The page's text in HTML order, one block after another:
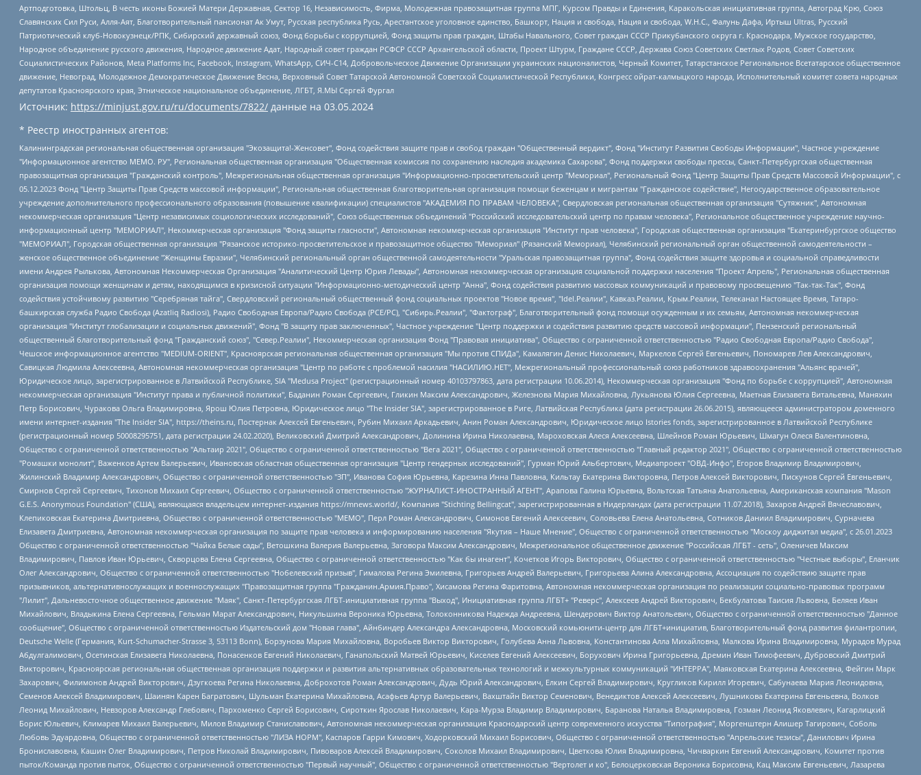
Артподготовка, Штольц, В честь иконы Божией Матери Державная, Сектор 16, Независимость, Фирма, Молодежная правозащитная группа МПГ, Курсом Правды и Единения, Каракольская инициативная группа, Автоград Крю, Союз
Славянских Сил Руси, Алля-Аят, Благотворительный пансионат Ак Умут, Русская республика Русь, Арестантское уголовное единство, Башкорт, Нация и свобода, Нация и свобода, W.H.С., Фалунь Дафа, Иртыш Ultras, Русский
Патриотический клуб-Новокузнецк/РПК, Сибирский державный союз, Фонд борьбы с коррупцией, Фонд защиты прав граждан, Штабы Навального, Совет граждан СССР Прикубанского округа г. Краснодара, Мужское государство,
Народное объединение русского движения, Народное движение Адат, Народный совет граждан РСФСР СССР Архангельской области, Проект Штурм, Граждане СССР, Держава Союз Советских Светлых Родов, Совет Советских
Социалистических Районов, Meta Platforms Inc, Facebook, Instagram, WhatsApp, СИЧ-С14, Добровольческое Движение Организации украинских националистов, Черный Комитет, Татарстанское Региональное Всетатарское общественное
движение, Невоград, Молодежное Демократическое Движение Весна, Верховный Совет Татарской Автономной Советской Социалистической Республики, Конгресс ойрат-калмыцкого народа, Исполнительный комитет совета народных
депутатов Красноярского края, Этническое национальное объединение, ЛГБТ, Я.МЫ Сергей Фургал
Источник: https://minjust.gov.ru/ru/documents/7822/ данные на 03.05.2024
* Реестр иностранных агентов:
Калининградская региональная общественная организация "Экозащита!-Женсовет", Фонд содействия защите прав и свобод граждан "Общественный вердикт", Фонд "Институт Развития Свободы Информации", Частное учреждение "Информационное агентство МЕМО. РУ", Региональная общественная организация "Общественная комиссия по сохранению наследия академика Сахарова", Фонд поддержки свободы прессы, Санкт-Петербургская общественная правозащитная организация "Гражданский контроль", Межрегиональная общественная организация "Информационно-просветительский центр "Мемориал", Региональный Фонд "Центр Защиты Прав Средств Массовой Информации", с 05.12.2023 Фонд "Центр Защиты Прав Средств массовой информации", Региональная общественная благотворительная организация помощи беженцам и мигрантам "Гражданское содействие", Негосударственное образовательное учреждение дополнительного профессионального образования (повышение квалификации) специалистов "АКАДЕМИЯ ПО ПРАВАМ ЧЕЛОВЕКА", Свердловская региональная общественная организация "Сутяжник", Автономная некоммерческая организация "Центр независимых социологических исследований", Союз общественных объединений "Российский исследовательский центр по правам человека", Региональное общественное учреждение научно-информационный центр "МЕМОРИАЛ", Некоммерческая организация "Фонд защиты гласности", Автономная некоммерческая организация "Институт прав человека", Городская общественная организация "Екатеринбургское общество "МЕМОРИАЛ", Городская общественная организация "Рязанское историко-просветительское и правозащитное общество "Мемориал" (Рязанский Мемориал), Челябинский региональный орган общественной самодеятельности – женское общественное объединение "Женщины Евразии", Челябинский региональный орган общественной самодеятельности "Уральская правозащитная группа", Фонд содействия защите здоровья и социальной справедливости имени Андрея Рылькова, Автономная Некоммерческая Организация "Аналитический Центр Юрия Левады", Автономная некоммерческая организация социальной поддержки населения "Проект Апрель", Региональная общественная организация помощи женщинам и детям, находящимся в кризисной ситуации "Информационно-методический центр "Анна", Фонд содействия развитию массовых коммуникаций и правовому просвещению "Так-так-Так", Фонд содействия устойчивому развитию "Серебряная тайга", Свердловский региональный общественный фонд социальных проектов "Новое время", "Idel.Реалии", Кавказ.Реалии, Крым.Реалии, Телеканал Настоящее Время, Татаро-башкирская служба Радио Свобода (Azatliq Radiosi), Радио Свободная Европа/Радио Свобода (PCE/PC), "Сибирь.Реалии", "Фактограф", Благотворительный фонд помощи осужденным и их семьям, Автономная некоммерческая организация "Институт глобализации и социальных движений", Фонд "В защиту прав заключенных", Частное учреждение "Центр поддержки и содействия развитию средств массовой информации", Пензенский региональный общественный благотворительный фонд "Гражданский союз", "Север.Реалии", Некоммерческая организация Фонд "Правовая инициатива", Общество с ограниченной ответственностью "Радио Свободная Европа/Радио Свобода", Чешское информационное агентство "MEDIUM-ORIENT", Красноярская региональная общественная организация "Мы против СПИДа", Камалягин Денис Николаевич, Маркелов Сергей Евгеньевич, Пономарев Лев Александрович, Савицкая Людмила Алексеевна, Автономная некоммерческая организация "Центр по работе с проблемой насилия "НАСИЛИЮ.НЕТ", Межрегиональный профессиональный союз работников здравоохранения "Альянс врачей", Юридическое лицо, зарегистрированное в Латвийской Республике, SIA "Medusa Project" (регистрационный номер 40103797863, дата регистрации 10.06.2014), Некоммерческая организация "Фонд по борьбе с коррупцией", Автономная некоммерческая организация "Институт права и публичной политики", Баданин Роман Сергеевич, Гликин Максим Александрович, Железнова Мария Михайловна, Лукьянова Юлия Сергеевна, Маетная Елизавета Витальевна, Маняхин Петр Борисович, Чуракова Ольга Владимировна, Ярош Юлия Петровна, Юридическое лицо "The Insider SIA", зарегистрированное в Риге, Латвийская Республика (дата регистрации 26.06.2015), являющееся администратором доменного имени интернет-издания "The Insider SIA", https://theins.ru, Постернак Алексей Евгеньевич, Рубин Михаил Аркадьевич, Анин Роман Александрович, Юридическое лицо Istories fonds, зарегистрированное в Латвийской Республике (регистрационный номер 50008295751, дата регистрации 24.02.2020), Великовский Дмитрий Александрович, Долинина Ирина Николаевна, Мароховская Алеся Алексеевна, Шлейнов Роман Юрьевич, Шмагун Олеся Валентиновна, Общество с ограниченной ответственностью "Альтаир 2021", Общество с ограниченной ответственностью "Вега 2021", Общество с ограниченной ответственностью "Главный редактор 2021", Общество с ограниченной ответственностью "Ромашки монолит", Важенков Артем Валерьевич, Ивановская областная общественная организация "Центр гендерных исследований", Гурман Юрий Альбертович, Медиапроект "ОВД-Инфо", Егоров Владимир Владимирович, Жилинский Владимир Александрович, Общество с ограниченной ответственностью "ЗП", Иванова София Юрьевна, Карезина Инна Павловна, Кильтау Екатерина Викторовна, Петров Алексей Викторович, Пискунов Сергей Евгеньевич, Смирнов Сергей Сергеевич, Тихонов Михаил Сергеевич, Общество с ограниченной ответственностью "ЖУРНАЛИСТ-ИНОСТРАННЫЙ АГЕНТ", Арапова Галина Юрьевна, Вольтская Татьяна Анатольевна, Американская компания "Mason G.E.S. Anonymous Foundation" (США), являющаяся владельцем интернет-издания https://mnews.world/, Компания "Stichting Bellingcat", зарегистрированная в Нидерландах (дата регистрации 11.07.2018), Захаров Андрей Вячеславович, Клепиковская Екатерина Дмитриевна, Общество с ограниченной ответственностью "МЕМО", Перл Роман Александрович, Симонов Евгений Алексеевич, Соловьева Елена Анатольевна, Сотников Даниил Владимирович, Сурначева Елизавета Дмитриевна, Автономная некоммерческая организация по защите прав человека и информированию населения "Якутия – Наше Мнение", Общество с ограниченной ответственностью "Москоу диджитал медиа", с 26.01.2023 Общество с ограниченной ответственностью "Чайка Белые сады", Ветошкина Валерия Валерьевна, Заговора Максим Александрович, Межрегиональное общественное движение "Российская ЛГБТ - сеть", Оленичев Максим Владимирович, Павлов Иван Юрьевич, Скворцова Елена Сергеевна, Общество с ограниченной ответственностью "Как бы инагент", Кочетков Игорь Викторович, Общество с ограниченной ответственностью "Честные выборы", Еланчик Олег Александрович, Общество с ограниченной ответственностью "Нобелевский призыв", Гималова Регина Эмилевна, Григорьев Андрей Валерьевич, Григорьева Алина Александровна, Ассоциация по содействию защите прав призывников, альтернативнослужащих и военнослужащих "Правозащитная группа "Гражданин.Армия.Право", Хисамова Регина Фаритовна, Автономная некоммерческая организация по реализации социально-правовых программ "Лилит", Дальневосточное общественное движение "Маяк", Санкт-Петербургская ЛГБТ-инициативная группа "Выход", Инициативная группа ЛГБТ+ "Реверс", Алексеев Андрей Викторович, Бекбулатова Таисия Львовна, Беляев Иван Михайлович, Владыкина Елена Сергеевна, Гельман Марат Александрович, Никульшина Вероника Юрьевна, Толоконникова Надежда Андреевна, Шендерович Виктор Анатольевич, Общество с ограниченной ответственностью "Данное сообщение", Общество с ограниченной ответственностью Издательский дом "Новая глава", Айнбиндер Александра Александровна, Московский комьюнити-центр для ЛГБТ+инициатив, Благотворительный фонд развития филантропии, Deutsche Welle (Германия, Kurt-Schumacher-Strasse 3, 53113 Bonn), Борзунова Мария Михайловна, Воробьев Виктор Викторович, Голубева Анна Львовна, Константинова Алла Михайловна, Малкова Ирина Владимировна, Мурадов Мурад Абдулгалимович, Осетинская Елизавета Николаевна, Понасенков Евгений Николаевич, Ганапольский Матвей Юрьевич, Киселев Евгений Алексеевич, Борухович Ирина Григорьевна, Дремин Иван Тимофеевич, Дубровский Дмитрий Викторович, Красноярская региональная общественная организация поддержки и развития альтернативных образовательных технологий и межкультурных коммуникаций "ИНТЕРРА", Маяковская Екатерина Алексеевна, Фейгин Марк Захарович, Филимонов Андрей Викторович, Дзугкоева Регина Николаевна, Доброхотов Роман Александрович, Дудь Юрий Александрович, Елкин Сергей Владимирович, Кругликов Кирилл Игоревич, Сабунаева Мария Леонидовна, Семенов Алексей Владимирович, Шаинян Карен Багратович, Шульман Екатерина Михайловна, Асафьев Артур Валерьевич, Вахштайн Виктор Семенович, Венедиктов Алексей Алексеевич, Лушникова Екатерина Евгеньевна, Волков Леонид Михайлович, Невзоров Александр Глебович, Пархоменко Сергей Борисович, Сироткин Ярослав Николаевич, Кара-Мурза Владимир Владимирович, Баранова Наталья Владимировна, Гозман Леонид Яковлевич, Кагарлицкий Борис Юльевич, Климарев Михаил Валерьевич, Милов Владимир Станиславович, Автономная некоммерческая организация Краснодарский центр современного искусства "Типография", Моргенштерн Алишер Тагирович, Соболь Любовь Эдуардовна, Общество с ограниченной ответственностью "ЛИЗА НОРМ", Каспаров Гарри Кимович, Ходорковский Михаил Борисович, Общество с ограниченной ответственностью "Апрельские тезисы", Данилович Ирина Брониславовна, Кашин Олег Владимирович, Петров Николай Владимирович, Пивоваров Алексей Владимирович, Соколов Михаил Владимирович, Цветкова Юлия Владимировна, Чичваркин Евгений Александрович, Комитет против пыток/Команда против пыток, Общество с ограниченной ответственностью "Первый научный", Общество с ограниченной ответственностью "Вертолет и ко", Белоцерковская Вероника Борисовна, Кац Максим Евгеньевич, Лазарева Татьяна Юрьевна, Шаведдинов Руслан Табризович, Яшин Илья Валерьевич, Общество с ограниченной ответственностью "Иноагент ААВ", Алешковский Дмитрий Петрович, Альбац Евгения Марковна, Быков Дмитрий Львович, Галямина Юлия Евгеньевна, Лойко Сергей Леонидович, Мартынов Кирилл Константинович, Медведев Сергей Александрович, Крашенинников Федор Геннадиевич, Гордеева Катерина Вл